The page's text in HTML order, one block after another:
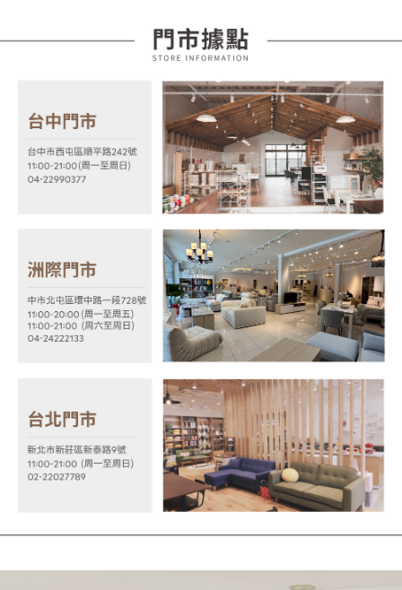
4.訂單成立30分鐘內，如未前往確認交易或遇審核未通過，訂單將自動取
消。如遇「轉專審核」未通過狀況，表示未達大哥付你分期系統評分，恕無
1.分期款項不併入電信帳單，「大哥付你分期」於每月結算日後寄送繳費提
醒簡訊。
2.透過簡訊連結打開帳單後，可選擇「超商條碼／台灣大直營門市／銀行轉
帳／街口支付／iPASS MONEY」等通路繳費。
【注意事項】
1.本服務係由「台灣大哥大股份有限公司」（以下簡稱本公司）所提供，讓
用戶於交易時，得透過本服務購買商品或服務，並由商店將買賣／分期付款
2.基於同意付款使用「大哥付你分期」之契約關係目的，商店將以您的個人
資料（包含姓名、電話或地址）提供予台灣大哥大進項蒐集、處理及利用，
由本公司與您本人進行分期帳單所需資料之確認、核對及更正。
3.完整用戶服務條款，請詳閱以下連結：https://oppay.tw/userRule
１．簡單：不需註冊會員、不需綁卡、不需儲值。
２．便利：只要手機號碼，簡訊認證，即可結帳。
１．於結帳方式選擇「AFTEE先享後付」後，將跳轉至「AFTEE先享後付」
結帳頁面，進行簡訊認證並確認金額後，即可完成結帳。
２．訂單成立數日內，您將收到繳費通知簡訊。
３．收到繳費通知簡訊後14天內，點擊此簡訊中的連結，可透過四大超商／
ATM／網路銀行／等多元方式進行付款，方視為交易完成。
※ 請注意：結帳手續完成當下不需立刻繳費，但若您需要取消訂單，請聯絡
購買商品的店家。未經商家同意取消之訂單仍視為有效，需透過AFTEE先享
※ 交易是否成功請以「AFTEE先享後付 」之結帳頁面顯示為準，若有關於
是否繳費成功／繳費後需取消欲退款等相關疑問，請聯繫「AFTEE先享後付
客戶支援中心」
https://netprotections.freshdesk.com/support/home
【注意事項】
１．透過由恩沛科技股份有限公司提供之「AFTEE先享後付」服務完成之交
易，需依本服務之必要範圍內提供個人資料，並將交易相關給付款項請求債
權轉讓予恩沛科技股份有限公司。
２．關於個人資料處理事宜，請瀏覽以下網址：
３．未成年的使用者請事先徵得法定代理人或監護人之同意方可使用
「AFTEE先享後付」，若未經同意申辦者引起之損失，本公司不負相關責
４．使用「AFTEE先享後付」時，將依據個別帳號之用戶狀況，依本公司即
時審查核予不同之上限額度；若仍有額度不足之情形，本公司將視審查結果
５．嚴禁一人註冊多個帳號或使用他人資訊註冊。若發現惡意使用之情形，
運送方式
每筆NT$100，滿NT$599(含以上)免運費